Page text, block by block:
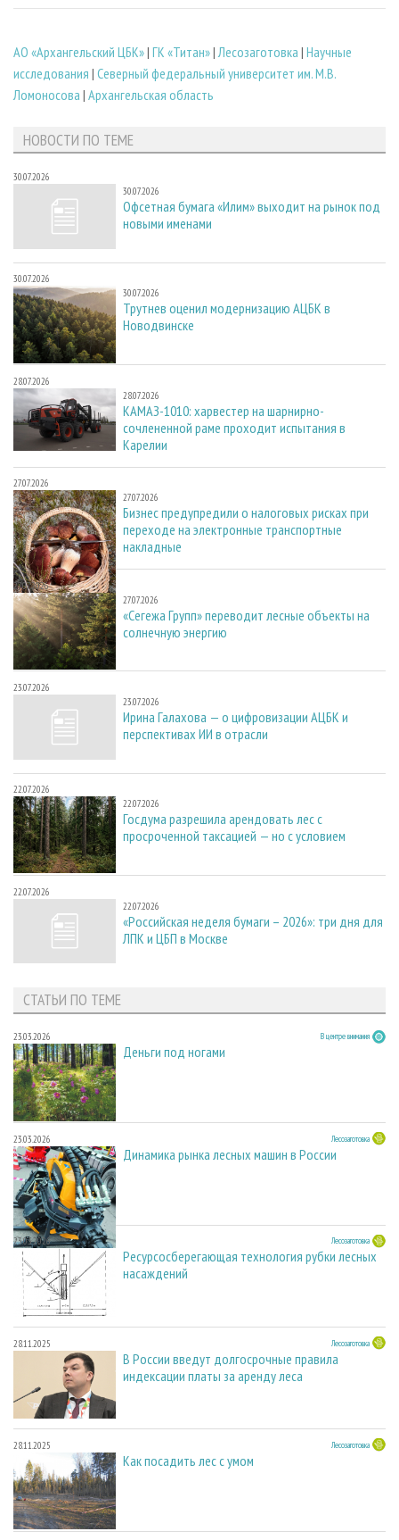
АО «Архангельский ЦБК»| ГК «Титан»|Лесозаготовка | Научные
исследования | Северный федеральный университет им. М.В.
Ломоносова | Архангельская область
НОВОСТИ ПО ТЕМЕ
30.07.2026
30.07.2026
Офсетная бумага «Илим» выходит на рынок под
новыми именами
30.07.2026
30.07.2026
Трутнев оценил модернизацию АЦБК в
Новодвинске
28.07.2026
28.07.2026
КАМАЗ-1010: харвестер на шарнирно-
сочлененной раме проходит испытания в
Карелии
27.07.2026
27.07.2026
Бизнес предупредили о налоговых рисках при
переходе на электронные транспортные
накладные
27.07.2026
27.07.2026
«Сегежа Групп» переводит лесные объекты на
солнечную энергию
23.07.2026
23.07.2026
Ирина Галахова — о цифровизации АЦБК и
перспективах ИИ в отрасли
22.07.2026
22.07.2026
Госдума разрешила арендовать лес с
просроченной таксацией — но с условием
22.07.2026
22.07.2026
«Российская неделя бумаги – 2026»: три дня для
ЛПК и ЦБП в Москве
СТАТЬИ ПО ТЕМЕ
23.03.2026 В центре внимания
Деньги под ногами
23.03.2026 Лесозаготовка
Динамика рынка лесных машин в России
23.03.2026 Лесозаготовка
Ресурсосберегающая технология рубки лесных
насаждений
28.11.2025 Лесозаготовка
В России введут долгосрочные правила
индексации платы за аренду леса
28.11.2025 Лесозаготовка
Как посадить лес с умом